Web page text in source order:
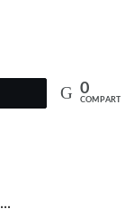
0
COMPARTIR